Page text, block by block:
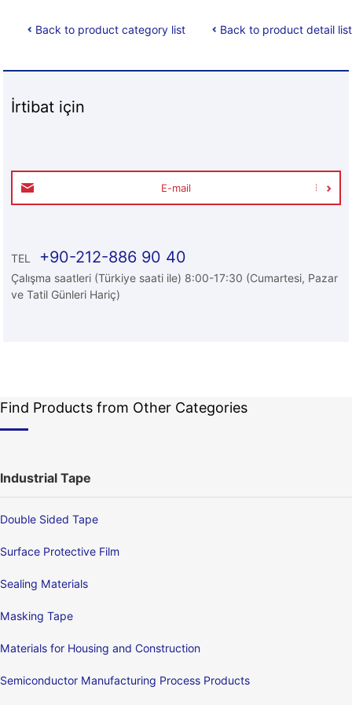
Back to product category list Back to product detail list
İrtibat için
E-mail
TEL +90-212-886 90 40
Çalışma saatleri (Türkiye saati ile) 8:00-17:30 (Cumartesi, Pazar
ve Tatil Günleri Hariç)
Find Products from Other Categories
Industrial Tape
Double Sided Tape
Surface Protective Film
Sealing Materials
Masking Tape
Materials for Housing and Construction
Semiconductor Manufacturing Process Products